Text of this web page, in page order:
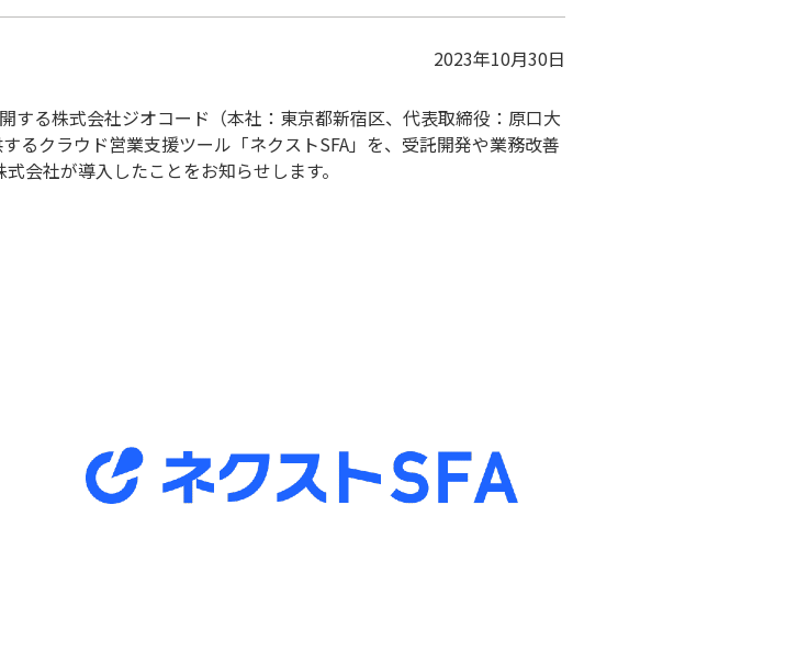
2023年10月30日
る株式会社ジオコード（本社：東京都新宿区、代表取締役：原口大
るクラウド営業支援ツール「ネクストSFA」を、受託開発や業務改善
会社が導入したことをお知らせします。